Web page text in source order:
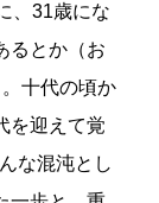
、31歳にな
るとか（お
十代の頃か
を迎えて覚
な混沌とし